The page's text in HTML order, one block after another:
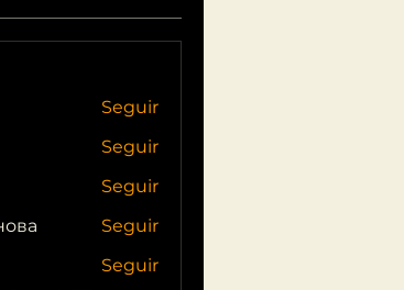
Seguir
Seguir
Seguir
Seguir
Seguir